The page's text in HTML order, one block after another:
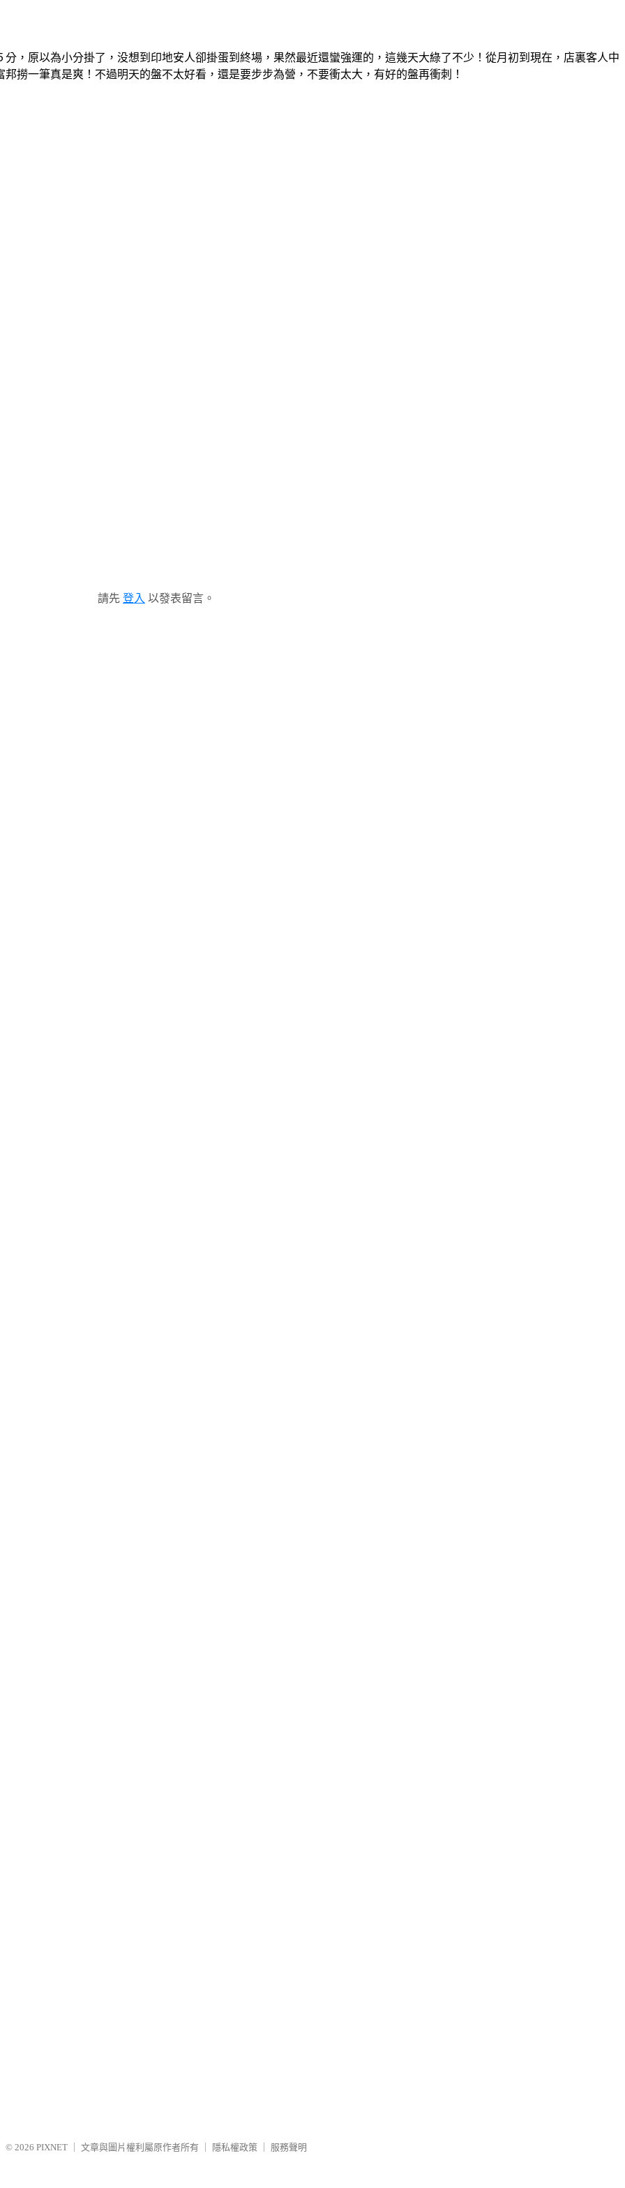
原以為小分掛了，没想到印地安人卻掛蛋到終場，果然最近還蠻強運的，這幾天大綠了不少！從月初到現在，店裏客人中
撈一筆真是爽！不過明天的盤不太好看，還是要步步為營，不要衝太大，有好的盤再衝刺！
請先 登入 以發表留言。
© 2026 PIXNET 文章與圖片權利屬原作者所有 隱私權政策 服務聲明